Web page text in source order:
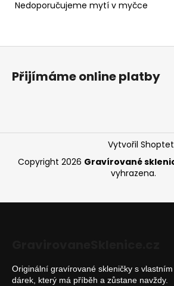
Nedoporučujeme mytí v myčce
Z
í
Přijímáme online platby
Vytvořil Shoptet
Copyright 2026 Gravírované
vyhrazena.
Originální gravírované skleničky s
dárek, který má příběh a zůstane navždy.